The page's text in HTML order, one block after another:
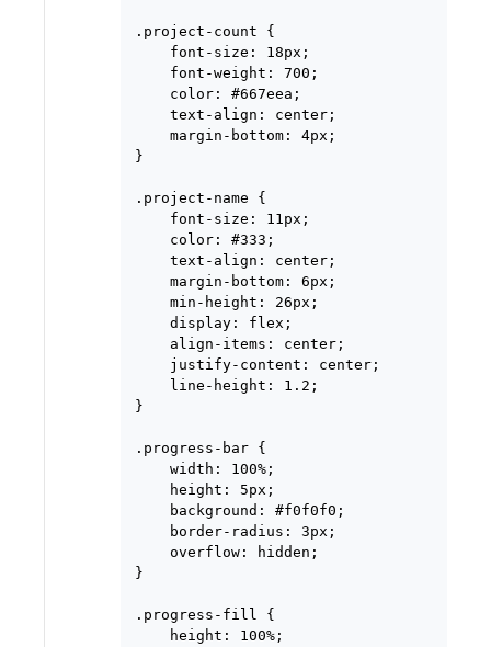
.project-count {
    font-size: 18px;
    font-weight: 700;
    color: #667eea;
    text-align: center;
    margin-bottom: 4px;
}
.project-name {
    font-size: 11px;
    color: #333;
    text-align: center;
    margin-bottom: 6px;
    min-height: 26px;
    display: flex;
    align-items: center;
    justify-content: center;
    line-height: 1.2;
}
.progress-bar {
    width: 100%;
    height: 5px;
    background: #f0f0f0;
    border-radius: 3px;
    overflow: hidden;
}
.progress-fill {
    height: 100%;